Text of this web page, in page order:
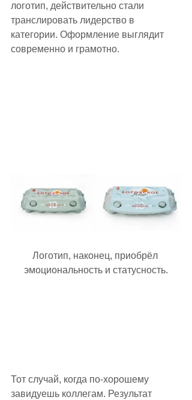
логотип, действительно стали
транслировать лидерство в
категории. Оформление выглядит
современно и грамотно.
Логотип, наконец, приобрёл
эмоциональность и статусность.
Тот случай, когда по-хорошему
завидуешь коллегам. Результат